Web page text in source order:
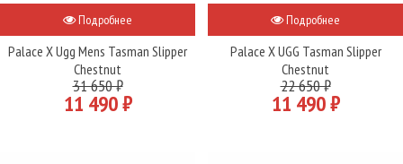
Подробнее
Palace X Ugg Mens Tasman Slipper
Chestnut
31 650 ₽
11 490 ₽
Подробнее
Palace X UGG Tasman Slipper
Chestnut
22 650 ₽
11 490 ₽